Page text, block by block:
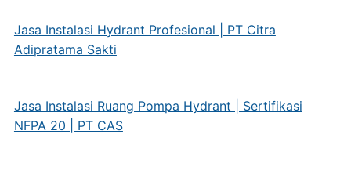
Jasa Instalasi Hydrant Profesional | PT Citra
Adipratama Sakti
Jasa Instalasi Ruang Pompa Hydrant | Sertifikasi
NFPA 20 | PT CAS